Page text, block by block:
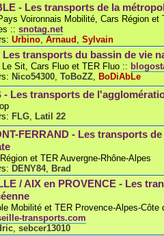
- Les transports de la
Voironnais Mobilité, Cars Région et
:: snotag.net
Urbino Arnaud Sylvain
Les transports du bassin de vie
Sit, Cars Fluo et TER Fluo ::
Nico54300 ToBoZZ BoDiAbLe
- Les transports de
FLG Latil 22
FERRAND - Les transports
et TER Auvergne-Rhône-Alpes
DENY84, Brad
/ AIX en PROVENCE - Les
Mobilité et TER Provence-Alpes-Côte
transports.com
sebcer13010